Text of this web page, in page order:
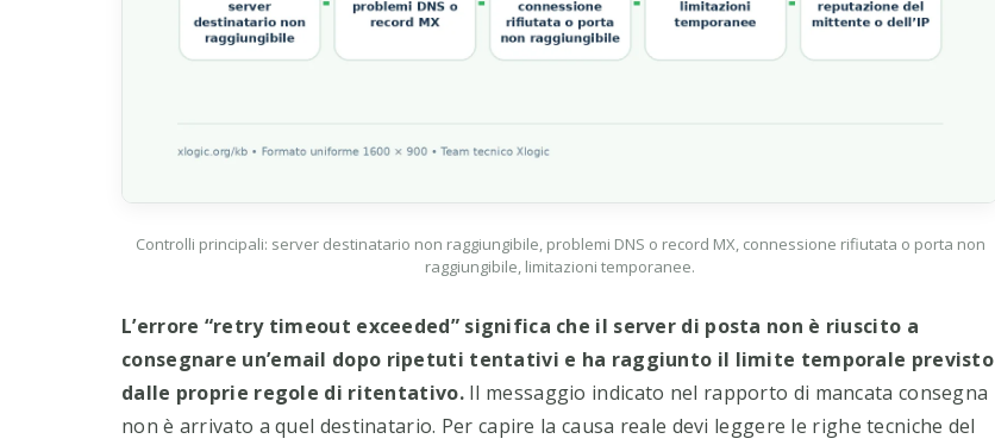
Controlli principali: server destinatario non raggiungibile, problemi DNS o record MX, connessione rifiutata o porta non
raggiungibile, limitazioni temporanee.
L’errore “retry timeout exceeded” significa che il server di posta non è riuscito a
consegnare un’email dopo ripetuti tentativi e ha raggiunto il limite temporale previsto
dalle proprie regole di ritentativo.Il messaggio indicato nel rapporto di mancata consegna
non è arrivato a quel destinatario. Per capire la causa reale devi leggere le righe tecniche del